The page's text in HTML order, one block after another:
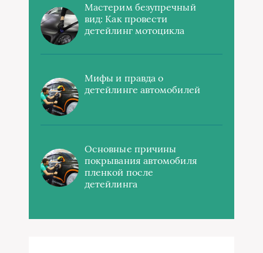
Мастерим безупречный
вид: Как провести
детейлинг мотоцикла
Мифы и правда о
детейлинге автомобилей
Основные причины
покрывания автомобиля
пленкой после
детейлинга